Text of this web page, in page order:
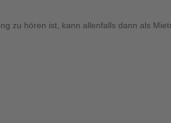
zu hören ist, kann allenfalls dann als